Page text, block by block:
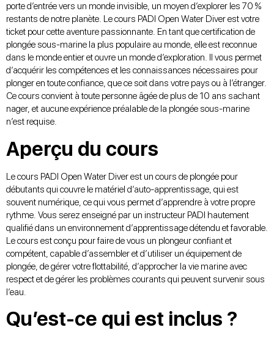
porte d’entrée vers un monde invisible, un moyen d’explorer les 70 %
restants de notre planète. Le cours PADI Open Water Diver est votre
ticket pour cette aventure passionnante. En tant que certification de
plongée sous-marine la plus populaire au monde, elle est reconnue
dans le monde entier et ouvre un monde d’exploration. Il vous permet
d’acquérir les compétences et les connaissances nécessaires pour
plonger en toute confiance, que ce soit dans votre pays ou à l’étranger.
Ce cours convient à toute personne âgée de plus de 10 ans sachant
nager, et aucune expérience préalable de la plongée sous-marine
n’est requise.
Aperçu du cours
Le cours PADI Open Water Diver est un cours de plongée pour
débutants qui couvre le matériel d’auto-apprentissage, qui est
souvent numérique, ce qui vous permet d’apprendre à votre propre
rythme. Vous serez enseigné par un instructeur PADI hautement
qualifié dans un environnement d’apprentissage détendu et favorable.
Le cours est conçu pour faire de vous un plongeur confiant et
compétent, capable d’assembler et d’utiliser un équipement de
plongée, de gérer votre flottabilité, d’approcher la vie marine avec
respect et de gérer les problèmes courants qui peuvent survenir sous
l’eau.
Qu’est-ce qui est inclus ?